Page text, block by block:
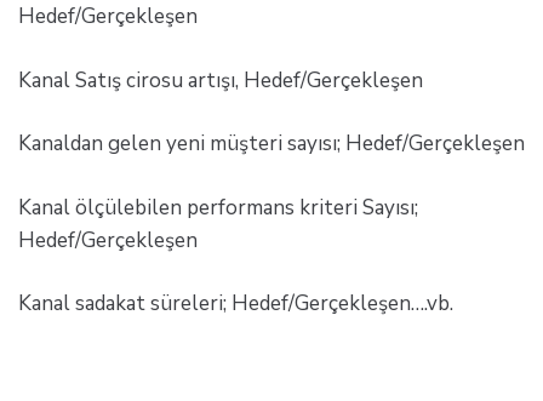
Hedef/Gerçekleşen
Kanal Satış cirosu artışı, Hedef/Gerçekleşen
Kanaldan gelen yeni müşteri sayısı; Hedef/Gerçekleşen
Kanal ölçülebilen performans kriteri Sayısı;
Hedef/Gerçekleşen
Kanal sadakat süreleri; Hedef/Gerçekleşen….vb.